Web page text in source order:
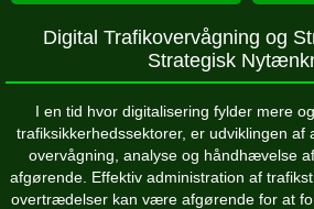
Digital Trafikovervågning og
Strategisk
I en tid hvor digitalisering fylder mere
trafiksikkerhedssektorer, er udviklingen
overvågning, analyse og håndhævelse
afgørende. Effektiv administration af
overtrædelser kan være afgørende for at